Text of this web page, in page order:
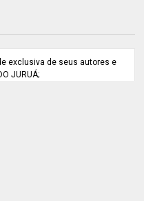
exclusiva de seus autores e
JURUÁ;